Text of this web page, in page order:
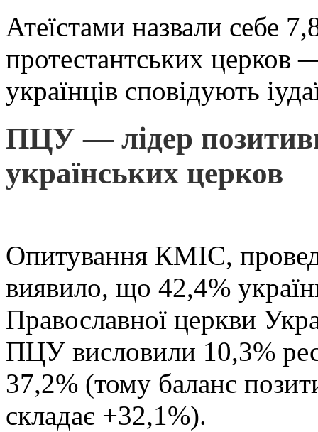
Атеїстами назвали себе
протестантських
українців сповідують
ПЦУ — лідер
українських церков
Опитування КМІС,
виявило, що 42,4%
Православної церкви
ПЦУ висловили 10,3%
37,2% (тому баланс
складає +32,1%).